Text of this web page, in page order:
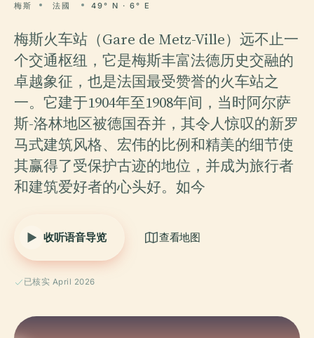
梅斯 法國 49° N · 6° E
梅斯火车站（Gare de Metz-Ville）远不止一
个交通枢纽，它是梅斯丰富法德历史交融的
卓越象征，也是法国最受赞誉的火车站之
一。它建于1904年至1908年间，当时阿尔萨
斯-洛林地区被德国吞并，其令人惊叹的新罗
马式建筑风格、宏伟的比例和精美的细节使
其赢得了受保护古迹的地位，并成为旅行者
和建筑爱好者的心头好。如今
收听语音导览 查看地图
已核实 April 2026